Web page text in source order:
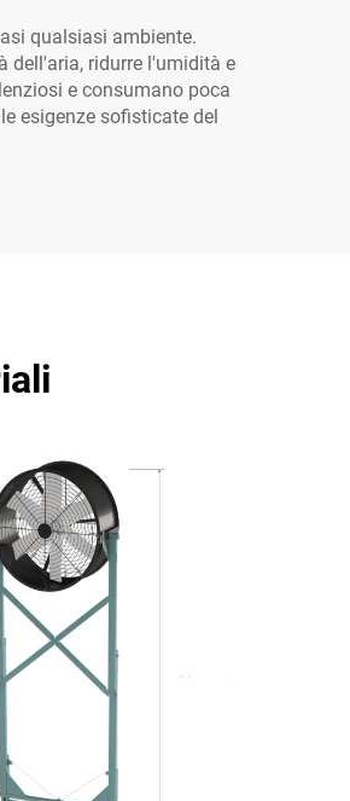
qualsiasi ambiente.
dell'aria, ridurre l'umidità e
e consumano poca
esigenze sofisticate del